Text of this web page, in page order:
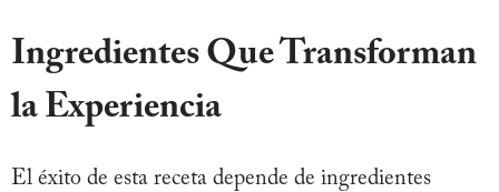
Ingredientes Que Transforman
la Experiencia
El éxito de esta receta depende de ingredientes